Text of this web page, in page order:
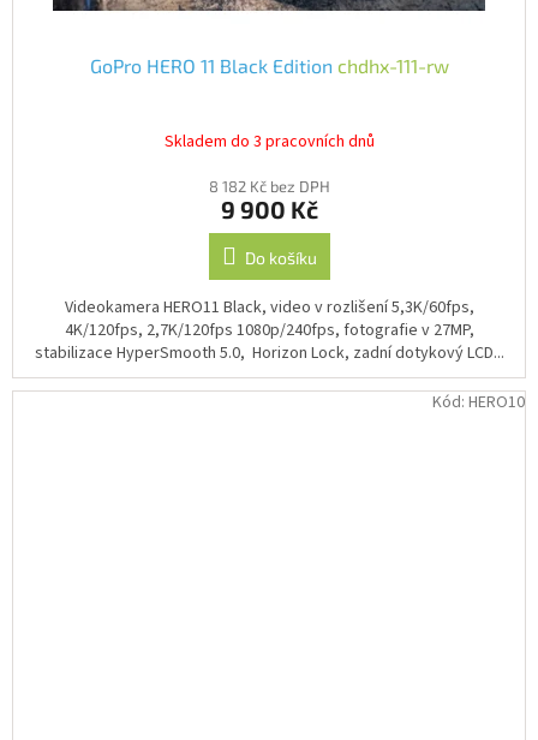
GoPro HERO 11 Black Edition chdhx-111-rw
Skladem do 3 pracovních dnů
8 182 Kč bez DPH
9 900 Kč
Do košíku
Videokamera HERO11 Black, video v rozlišení 5,3K/60fps,
4K/120fps, 2,7K/120fps 1080p/240fps, fotografie v 27MP,
stabilizace HyperSmooth 5.0, Horizon Lock, zadní dotykový LCD...
Kód: HERO10